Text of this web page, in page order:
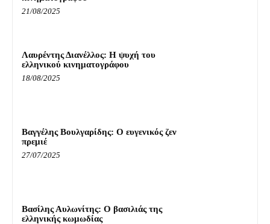
21/08/2025
Λαυρέντης Διανέλλος: Η ψυχή του
ελληνικού κινηματογράφου
18/08/2025
Βαγγέλης Βουλγαρίδης: Ο ευγενικός ζεν
πρεμιέ
27/07/2025
Βασίλης Αυλωνίτης: Ο βασιλιάς της
ελληνικής κωμωδίας